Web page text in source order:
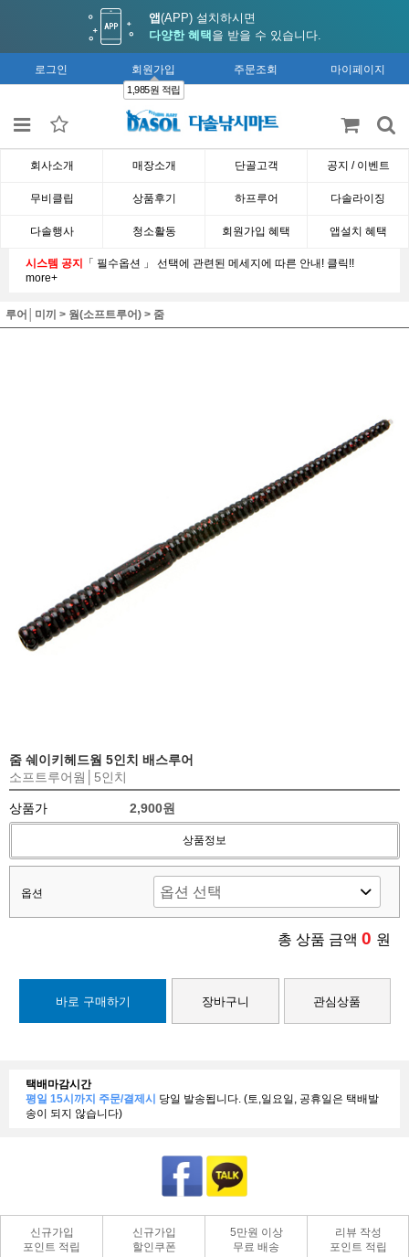
앱(APP) 설치하시면
다양한 혜택 을 받을 수 있습니다.
로그인 회원가입
1,985원 적립
주문조회 마이페이지
회사소개 매장소개 단골고객 공지 / 이벤트
무비클립 상품후기 하프루어 다솔라이징
다솔행사 청소활동 회원가입 혜택 앱설치 혜택
시스템 공지 「 필수옵션 」 선택에 관련된 메세지에 따른 안내! 클릭!!
more+
루어│미끼 > 웜(소프트루어) > 줌
줌 쉐이키헤드웜 5인치 배스루어
소프트루어웜│5인치
상품가 2,900원
상품정보
옵션
총 상품 금액 0 원
바로 구매하기 장바구니 관심상품
택배마감시간
평일 15시까지 주문/결제시 당일 발송됩니다. (토,일요일, 공휴일은 택배발
송이 되지 않습니다)
신규가입
포인트 적립
신규가입
할인쿠폰
5만원 이상
무료 배송
리뷰 작성
포인트 적립